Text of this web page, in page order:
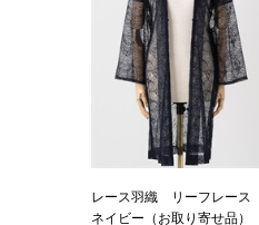
レース羽織 リーフレース
ネイビー（お取り寄せ品）